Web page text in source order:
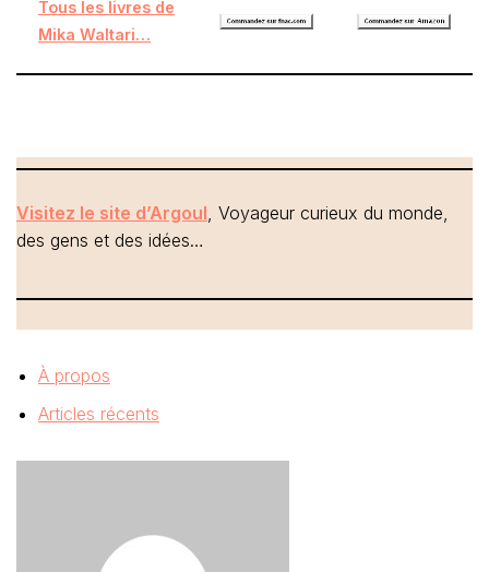
Tous les livres de
Mika Waltari…
Visitez le site d’Argoul, Voyageur curieux du monde,
des gens et des idées…
À propos
Articles récents